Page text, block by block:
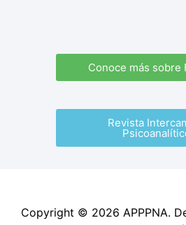
Conoce más sobre
Revista
Copyright © 2026 APPPNA.